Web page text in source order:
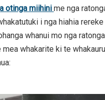
otinga miihini me nga
i nga hiahia
whanui mo nga
mea whakarite ki te